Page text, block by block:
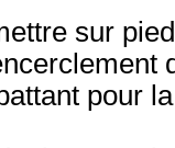
sur
pour